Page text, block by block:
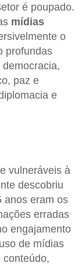
é poupado.
mídias
o
profundas
paz e
e
vulneráveis à
descobriu
anos eram os
erradas
engajamento
de mídias
conteúdo,